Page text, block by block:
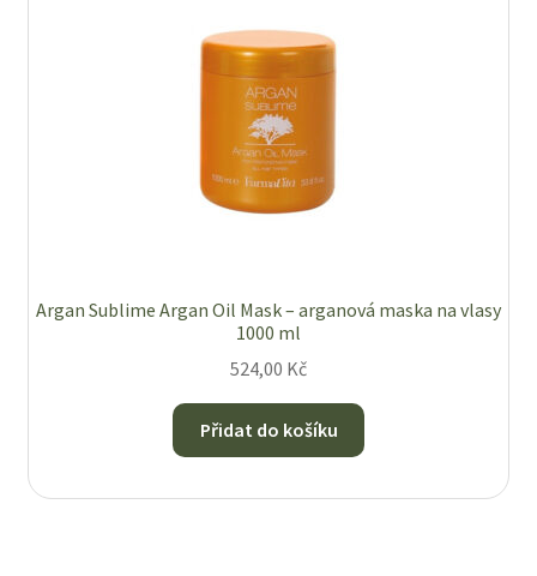
Argan Sublime Argan Oil Mask – arganová maska na vlasy
1000 ml
524,00 Kč
Přidat do košíku